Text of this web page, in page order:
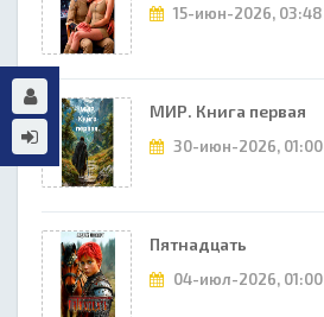
15-июн-2026, 03:48
МИР. Книга первая
30-июн-2026, 01:00
Пятнадцать
04-июл-2026, 01:00